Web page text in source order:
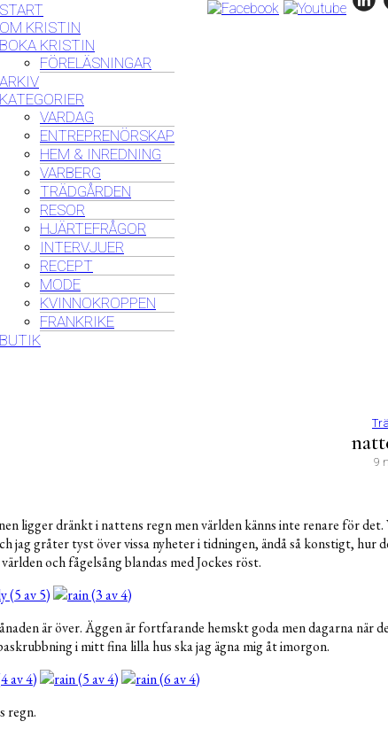
START
OM KRISTIN
BOKA KRISTIN
FÖRELÄSNINGAR
ARKIV
KATEGORIER
VARDAG
ENTREPRENÖRSKAP
HEM & INREDNING
VARBERG
TRÄDGÅRDEN
RESOR
HJÄRTEFRÅGOR
INTERVJUER
RECEPT
MODE
KVINNOKROPPEN
FRANKRIKE
BUTIK
9
ligger dränkt i nattens regn men världen känns inte renare för
jag gråter tyst över vissa nyheter i tidningen, ändå så konstigt,
och fågelsång blandas med Jockes röst.
är över. Äggen är fortfarande hemskt goda men dagarna
i mitt fina lilla hus ska jag ägna mig åt imorgon.
regn.